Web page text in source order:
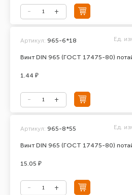
Винт DIN 965 (ГОСТ 17475-80)
Артикул: 965-6*18 Ед.
1.44 ₽
Винт DIN 965 (ГОСТ 17475-80)
Артикул: 965-8*55 Ед.
15.05 ₽